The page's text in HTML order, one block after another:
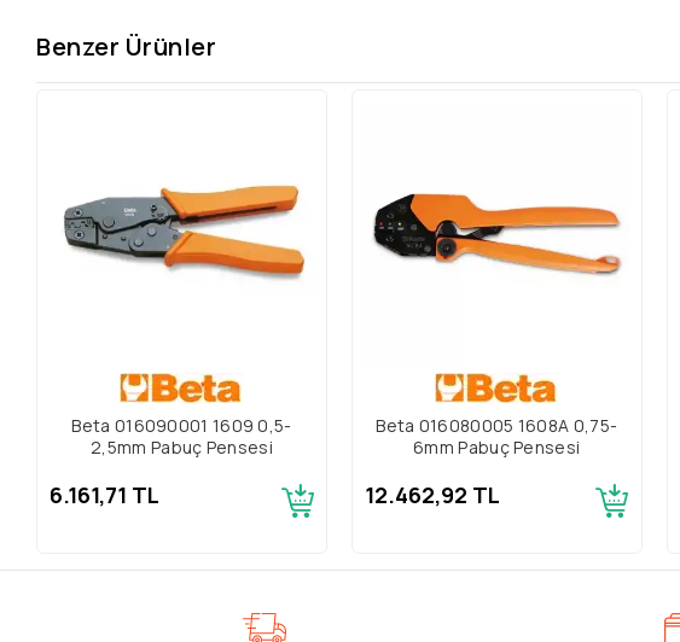
Benzer Ürünler
Beta 016090001 1609 0,5-
2,5mm Pabuç Pensesi
6.161,71 TL
Beta 016080005 1608A 0,75-
6mm Pabuç Pensesi
12.462,92 TL